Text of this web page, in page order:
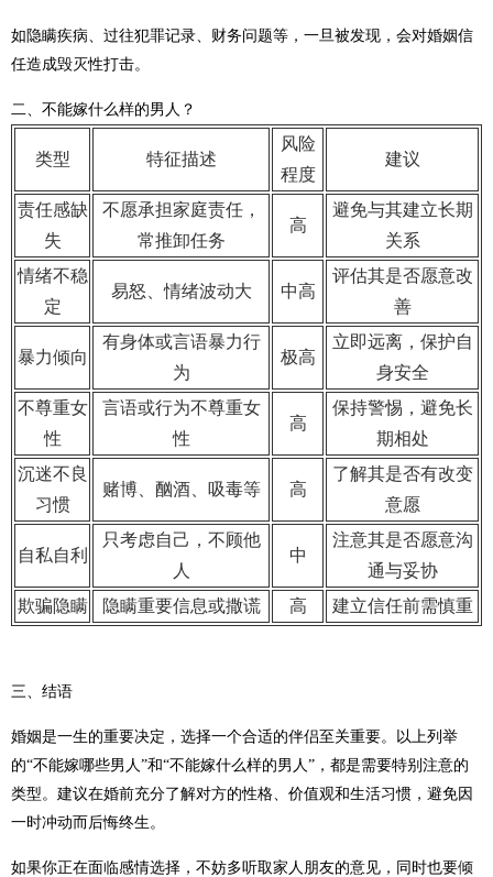
如隐瞒疾病、过往犯罪记录、财务问题等，一旦被发现，会对婚姻信
任造成毁灭性打击。
二、不能嫁什么样的男人？
类型 特征描述
风险
程度
建议
责任感缺
失
不愿承担家庭责任，
常推卸任务
高
避免与其建立长期
关系
情绪不稳
定
易怒、情绪波动大 中高
评估其是否愿意改
善
暴力倾向
有身体或言语暴力行
为
极高
立即远离，保护自
身安全
不尊重女
性
言语或行为不尊重女
性
高
保持警惕，避免长
期相处
沉迷不良
习惯
赌博、酗酒、吸毒等 高
了解其是否有改变
意愿
自私自利
只考虑自己，不顾他
人
中
注意其是否愿意沟
通与妥协
欺骗隐瞒
隐瞒重要信息或撒谎 高 建立信任前需慎重
三、结语
婚姻是一生的重要决定，选择一个合适的伴侣至关重要。以上列举
的“不能嫁哪些男人”和“不能嫁什么样的男人”，都是需要特别注意的
类型。建议在婚前充分了解对方的性格、价值观和生活习惯，避免因
一时冲动而后悔终生。
如果你正在面临感情选择，不妨多听取家人朋友的意见，同时也要倾